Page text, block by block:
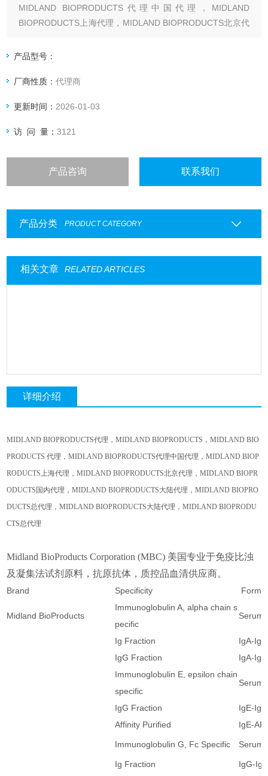
MIDLAND BIOPRODUCTS代理中国代理，MIDLAND
BIOPRODUCTS上海代理，MIDLAND BIOPRODUCTS北京代
BIOPRODUCTS大陆代理，MIDLAND BIOPR
产品型号：
厂商性质：代理商
更新时间： 2026-01-03
访 问 量：3121
产品咨询 联系我们
产品分类 PRODUCT CATEGORY
相关文章 RELATED ARTICLES
详细介绍
MIDLAND BIOPRODUCTS代理，MIDLAND BIOPRODUCTS ，MIDLAND BIO
PRODUCTS代理，MIDLAND BIOPRODUCTS代理中国代理，MIDLAND BIOP
RODUCTS上海代理，MIDLAND BIOPRODUCTS北京代理，MIDLAND BIOPR
ODUCTS 国内代理，MIDLAND BIOPRODUCTS大陆代理，MIDLAND BIOPRO
DUCTS总代理，MIDLAND BIOPRODUCTS大陆代理，MIDLAND BIOPRODU
CTS总代理
Midland BioProducts Corporation (MBC) 美国专业于免疫比浊
及凝集法试剂原料，抗原抗体，质控品血清供应商。
Brand Specificity Form
Midland BioProducts
Immunoglobulin A, alpha chain s
pecific
Serum
Ig Fraction
IgA-Ig
IgG Fraction
IgA-IgG
Immunoglobulin E, epsilon chain
specific
Serum
IgG Fraction
IgE-IgG
Affinity Purified
IgE-AP
Immunoglobulin G, Fc Specific Serum
Ig Fraction IgG-Ig